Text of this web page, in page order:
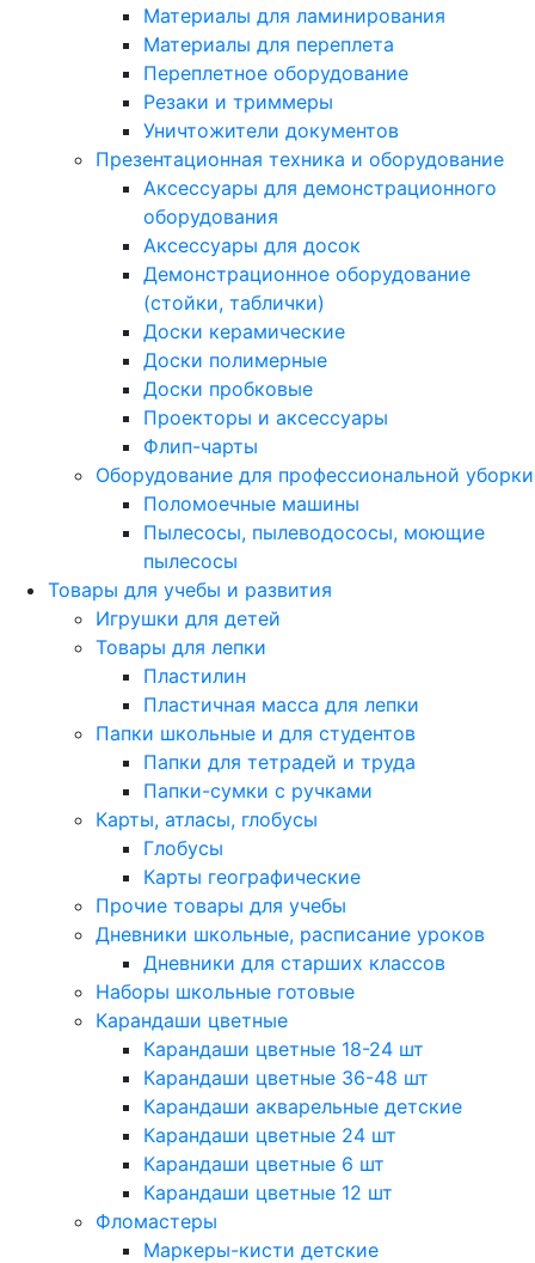
Материалы для ламинирования
Материалы для переплета
Переплетное оборудование
Резаки и триммеры
Уничтожители документов
Презентационная техника и оборудование
Аксессуары для демонстрационного
оборудования
Аксессуары для досок
Демонстрационное оборудование
(стойки, таблички)
Доски керамические
Доски полимерные
Доски пробковые
Проекторы и аксессуары
Флип-чарты
Оборудование для профессиональной уборки
Поломоечные машины
Пылесосы, пылеводососы, моющие
пылесосы
Товары для учебы и развития
Игрушки для детей
Товары для лепки
Пластилин
Пластичная масса для лепки
Папки школьные и для студентов
Папки для тетрадей и труда
Папки-сумки с ручками
Карты, атласы, глобусы
Глобусы
Карты географические
Прочие товары для учебы
Дневники школьные, расписание уроков
Дневники для старших классов
Наборы школьные готовые
Карандаши цветные
Карандаши цветные 18-24 шт
Карандаши цветные 36-48 шт
Карандаши акварельные детские
Карандаши цветные 24 шт
Карандаши цветные 6 шт
Карандаши цветные 12 шт
Фломастеры
Маркеры-кисти детские